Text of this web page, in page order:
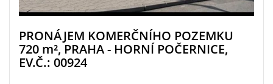
PRONÁJEM KOMERČNÍHO POZEMKU
720 m², PRAHA - HORNÍ POČERNICE,
EV.Č.: 00924